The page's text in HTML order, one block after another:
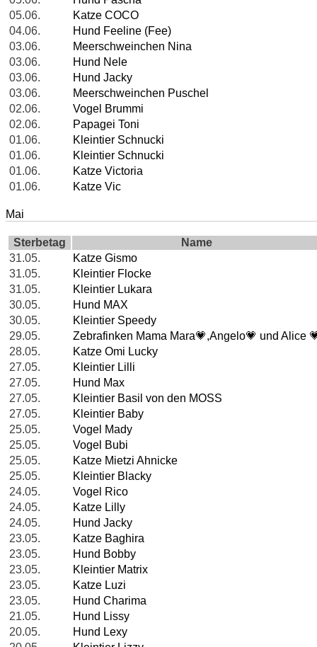
05.06.
Katze COCO
04.06.
Hund Feeline (Fee)
03.06.
Meerschweinchen Nina
03.06.
Hund Nele
03.06.
Hund Jacky
03.06.
Meerschweinchen Puschel
02.06.
Vogel Brummi
02.06.
Papagei Toni
01.06.
Kleintier Schnucki
01.06.
Kleintier Schnucki
01.06.
Katze Victoria
01.06.
Katze Vic
Mai
Sterbetag
Name
31.05.
Katze Gismo
31.05.
Kleintier Flocke
31.05.
Kleintier Lukara
30.05.
Hund MAX
30.05.
Kleintier Speedy
29.05.
Zebrafinken Mama Mara💗,Angelo💗 und Alice
28.05.
Katze Omi Lucky
27.05.
Kleintier Lilli
27.05.
Hund Max
27.05.
Kleintier Basil von den MOSS
27.05.
Kleintier Baby
25.05.
Vogel Mady
25.05.
Vogel Bubi
25.05.
Katze Mietzi Ahnicke
25.05.
Kleintier Blacky
24.05.
Vogel Rico
24.05.
Katze Lilly
24.05.
Hund Jacky
23.05.
Katze Baghira
23.05.
Hund Bobby
23.05.
Kleintier Matrix
23.05.
Katze Luzi
23.05.
Hund Charima
21.05.
Hund Lissy
20.05.
Hund Lexy